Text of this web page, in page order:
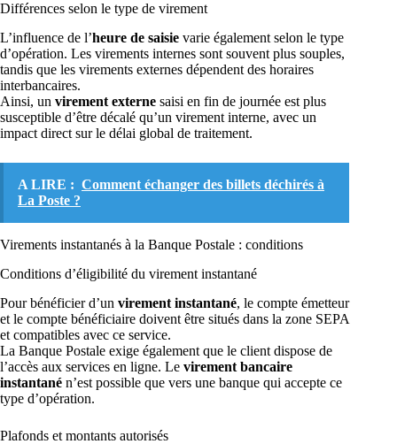
Différences selon le type de virement
L’influence de l’heure de saisie varie également selon le type
d’opération. Les virements internes sont souvent plus souples,
tandis que les virements externes dépendent des horaires
interbancaires.
Ainsi, un virement externe saisi en fin de journée est plus
susceptible d’être décalé qu’un virement interne, avec un
impact direct sur le délai global de traitement.
A LIRE : Comment échanger des billets déchirés à
La Poste ?
Virements instantanés à la Banque Postale : conditions
Conditions d’éligibilité du virement instantané
Pour bénéficier d’un virement instantané, le compte émetteur
et le compte bénéficiaire doivent être situés dans la zone SEPA
et compatibles avec ce service.
La Banque Postale exige également que le client dispose de
l’accès aux services en ligne. Le virement bancaire
instantané n’est possible que vers une banque qui accepte ce
type d’opération.
Plafonds et montants autorisés